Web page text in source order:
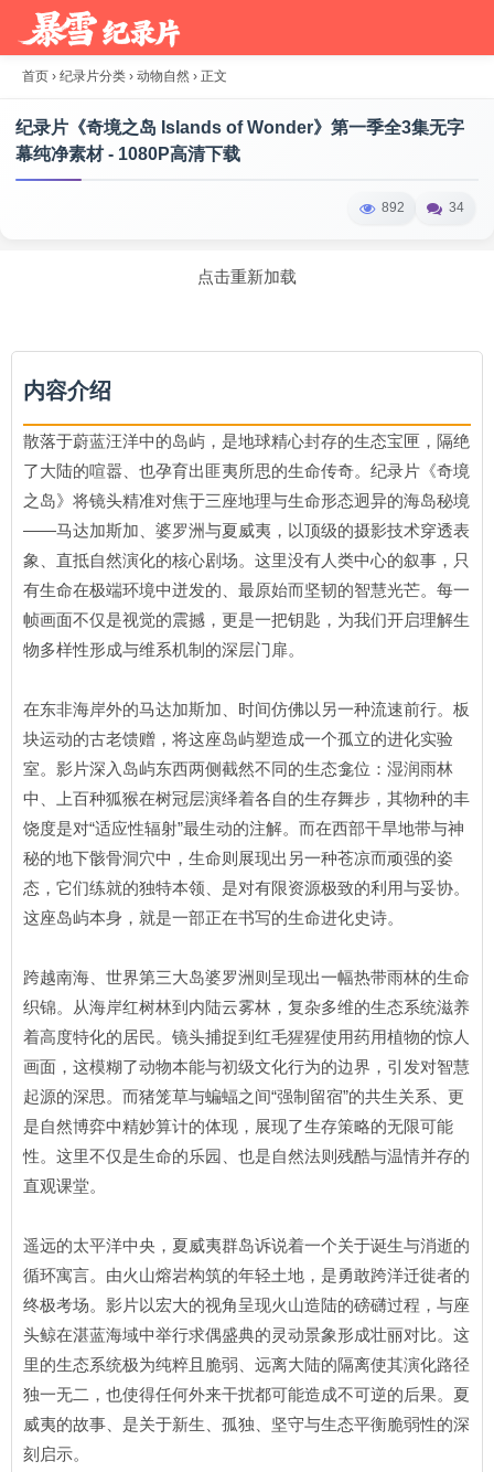
首页 › 纪录片分类 › 动物自然 › 正文
纪录片《奇境之岛 Islands of Wonder》第一季全3集无字
幕纯净素材 - 1080P高清下载
892 34
点击重新加载
内容介绍
散落于蔚蓝汪洋中的岛屿，是地球精心封存的生态宝匣，隔绝
了大陆的喧嚣、也孕育出匪夷所思的生命传奇。纪录片《奇境
之岛》将镜头精准对焦于三座地理与生命形态迥异的海岛秘境
——马达加斯加、婆罗洲与夏威夷，以顶级的摄影技术穿透表
象、直抵自然演化的核心剧场。这里没有人类中心的叙事，只
有生命在极端环境中迸发的、最原始而坚韧的智慧光芒。每一
帧画面不仅是视觉的震撼，更是一把钥匙，为我们开启理解生
物多样性形成与维系机制的深层门扉。
在东非海岸外的马达加斯加、时间仿佛以另一种流速前行。板
块运动的古老馈赠，将这座岛屿塑造成一个孤立的进化实验
室。影片深入岛屿东西两侧截然不同的生态龛位：湿润雨林
中、上百种狐猴在树冠层演绎着各自的生存舞步，其物种的丰
饶度是对“适应性辐射”最生动的注解。而在西部干旱地带与神
秘的地下骸骨洞穴中，生命则展现出另一种苍凉而顽强的姿
态，它们练就的独特本领、是对有限资源极致的利用与妥协。
这座岛屿本身，就是一部正在书写的生命进化史诗。
跨越南海、世界第三大岛婆罗洲则呈现出一幅热带雨林的生命
织锦。从海岸红树林到内陆云雾林，复杂多维的生态系统滋养
着高度特化的居民。镜头捕捉到红毛猩猩使用药用植物的惊人
画面，这模糊了动物本能与初级文化行为的边界，引发对智慧
起源的深思。而猪笼草与蝙蝠之间“强制留宿”的共生关系、更
是自然博弈中精妙算计的体现，展现了生存策略的无限可能
性。这里不仅是生命的乐园、也是自然法则残酷与温情并存的
直观课堂。
遥远的太平洋中央，夏威夷群岛诉说着一个关于诞生与消逝的
循环寓言。由火山熔岩构筑的年轻土地，是勇敢跨洋迁徙者的
终极考场。影片以宏大的视角呈现火山造陆的磅礴过程，与座
头鲸在湛蓝海域中举行求偶盛典的灵动景象形成壮丽对比。这
里的生态系统极为纯粹且脆弱、远离大陆的隔离使其演化路径
独一无二，也使得任何外来干扰都可能造成不可逆的后果。夏
威夷的故事、是关于新生、孤独、坚守与生态平衡脆弱性的深
刻启示。